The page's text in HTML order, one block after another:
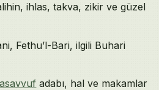
ihlas, takva, zikir ve güzel
Fethu’l-Bari, ilgili Buhari
adabı, hal ve makamlar